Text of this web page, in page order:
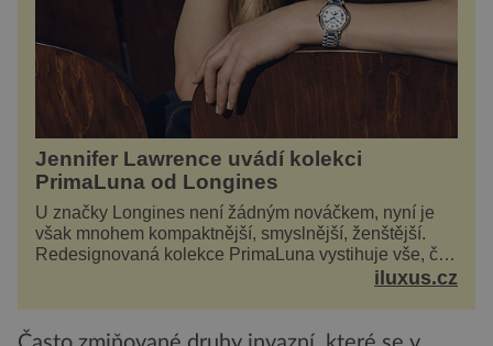
Jennifer Lawrence uvádí kolekci
PrimaLuna od Longines
U značky Longines není žádným nováčkem, nyní je
však mnohem kompaktnější, smyslnější, ženštější.
Redesignovaná kolekce PrimaLuna vystihuje vše, čím
je značka Longines dnes a čím byla i před stoiluxus.cz